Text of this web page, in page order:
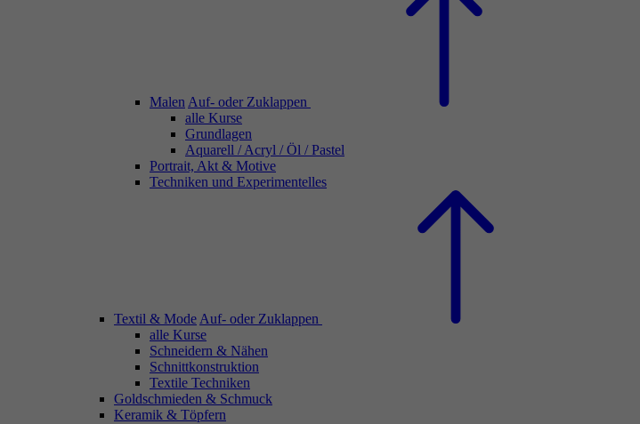
Malen Auf- oder Zuklappen
alle Kurse
Grundlagen
Aquarell / Acryl / Öl / Pastel
Portrait, Akt & Motive
Techniken und Experimentelles
Textil & Mode Auf- oder Zuklappen
alle Kurse
Schneidern & Nähen
Schnittkonstruktion
Textile Techniken
Goldschmieden & Schmuck
Keramik & Töpfern